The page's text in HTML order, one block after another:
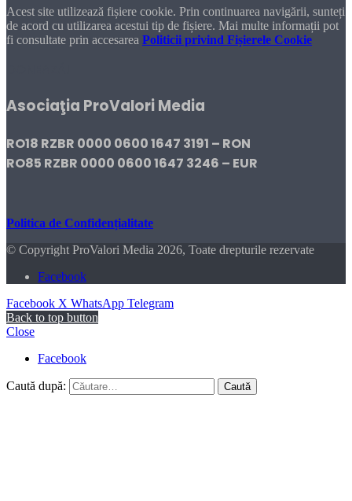
Acest site utilizează fișiere cookie. Prin continuarea navigării, sunteți
de acord cu utilizarea acestui tip de fișiere. Mai multe informații pot
fi consultate prin accesarea Politicii privind Fișierele Cookie
Asociaţia ProValori Media
RO18 RZBR 0000 0600 1647 3191 – RON
RO85 RZBR 0000 0600 1647 3246 – EUR
Politica de Confidențialitate
© Copyright ProValori Media 2026, Toate drepturile rezervate
Facebook
Facebook X WhatsApp Telegram
Back to top button
Close
Facebook
Caută după: